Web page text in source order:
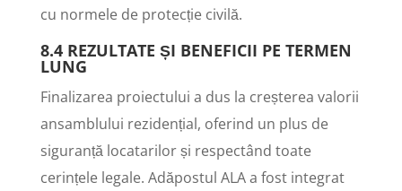
cu normele de protecție civilă.
8.4 REZULTATE ȘI BENEFICII PE TERMEN
LUNG
Finalizarea proiectului a dus la creșterea valorii
ansamblului rezidențial, oferind un plus de
siguranță locatarilor și respectând toate
cerințele legale. Adăpostul ALA a fost integrat